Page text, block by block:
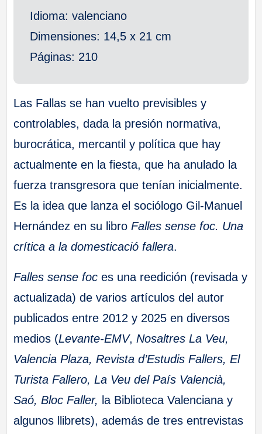
Idioma: valenciano
Dimensiones: 14,5 x 21 cm
Páginas: 210
Las Fallas se han vuelto previsibles y
controlables, dada la presión normativa,
burocrática, mercantil y política que hay
actualmente en la fiesta, que ha anulado la
fuerza transgresora que tenían inicialmente.
Es la idea que lanza el sociólogo Gil-Manuel
Hernández en su libroFalles sense foc. Una
crítica a la domesticació fallera.
Falles sense foc es una reedición (revisada y
actualizada) de varios artículos del autor
publicados entre 2012 y 2025 en diversos
medios (Levante-EMV,Nosaltres La Veu,
Valencia Plaza, Revista d’Estudis Fallers, El
Turista Fallero, La Veu del País Valencià,
Saó, Bloc Faller, la Biblioteca Valenciana y
algunos llibrets), además de tres entrevistas